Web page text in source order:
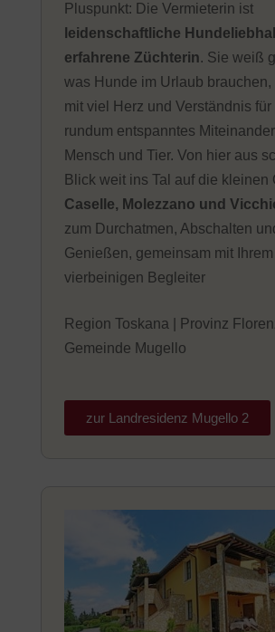
Pluspunkt: Die Vermieterin ist
leidenschaftliche
erfahrene Züchterin. Sie weiß
was Hunde im Urlaub brauchen,
mit viel Herz und Verständnis für
rundum entspanntes
Mensch und Tier. Von hier aus
Blick weit ins Tal auf die kleinen
Caselle, Molezzano und
zum Durchatmen, Abschalten
Genießen, gemeinsam mit Ihrem
vierbeinigen Begleiter
Region Toskana | Provinz
Gemeinde Mugello
zur Landresidenz Mugello 2